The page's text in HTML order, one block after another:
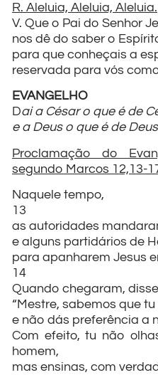
R. Aleluia, Aleluia, Aleluia.
V. Que o Pai do Senhor
nos dê do saber o
para que conheçais a
reservada para vós
EVANGELHO
Dai a César o que é de
e a Deus o que é de
Proclamação do
segundo Marcos 12,13-
Naquele tempo,
13
as autoridades
e alguns partidários de
para apanharem Jesus
14
Quando chegaram,
“Mestre, sabemos que
e não dás preferência a
Com efeito, tu não
homem,
mas ensinas, com